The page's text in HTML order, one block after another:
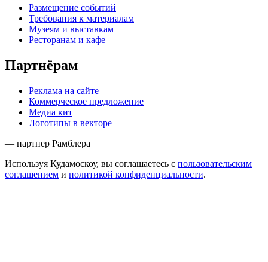
Размещение событий
Требования к материалам
Музеям и выставкам
Ресторанам и кафе
Партнёрам
Реклама на сайте
Коммерческое предложение
Медиа кит
Логотипы в векторе
— партнер Рамблера
Используя Кудамоскоу, вы соглашаетесь с пользовательским
соглашением и политикой конфиденциальности.